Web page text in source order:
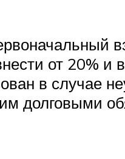
от 20% и
в случае
долговыми